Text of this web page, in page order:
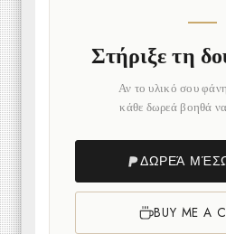
Στήριξε τη
Αν το υλικό σου
κάθε δωρεά βοηθά να
ΔΩΡΕΆ ΜΈΣΩ
BUY ME A